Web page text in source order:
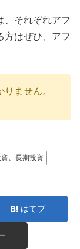
、それぞれアフ
方はぜひ、アフ
ません。
、長期投資
はてブ